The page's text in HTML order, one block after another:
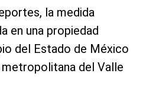
la medida
en una propiedad
del Estado de México
del Valle